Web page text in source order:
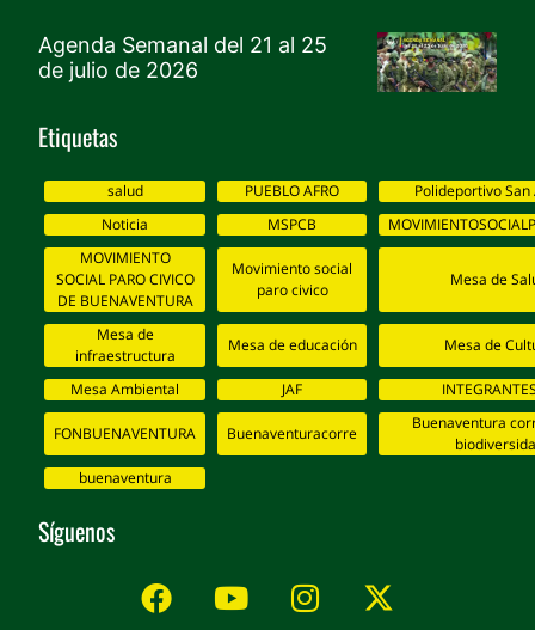
Agenda Semanal del 21 al 25
de julio de 2026
Etiquetas
salud PUEBLO AFRO
Polideportivo
Noticia
MSPCB
MOVIMIENTO
SOCIAL PARO CIVICO
DE BUENAVENTURA
Movimiento social
paro civico
Mesa de
Mesa de
infraestructura
Mesa de educación Mesa de
Mesa Ambiental JAF
FONBUENAVENTURA Buenaventuracorre
Buenaventura
buenaventura
Síguenos